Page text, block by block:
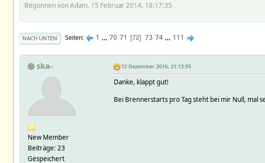
Begonnen von Adam, 15 Februar 2014, 18:17:35
NACH UNTEN Seiten 1 ... 70 71 72 73 74 ... 111
ska-
New Member
Beiträge: 23
Gespeichert
12 Dezember 2016, 21:13:55
Danke, klappt gut!
Bei Brennerstarts pro Tag steht bei mir Null, mal